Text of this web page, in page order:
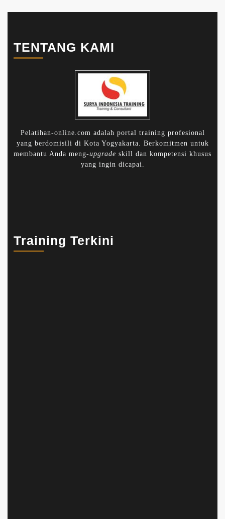
TENTANG KAMI
Pelatihan-online.com adalah portal training profesional
yang berdomisili di Kota Yogyakarta. Berkomitmen untuk
membantu Anda meng-upgrade skill dan kompetensi khusus
yang ingin dicapai.
Training Terkini